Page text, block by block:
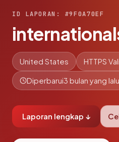
ID LAPORAN: #9F0A70EF
United States HTTPS
Diperbarui3 bulan yang lalu
Laporan lengkap ↓